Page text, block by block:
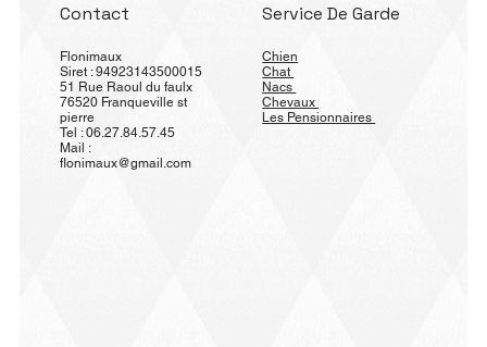
Contact
Flonimaux
Siret : 94923143500015
51 Rue Raoul du faulx
76520 Franqueville st
pierre
Tel : 06.27.84.57.45
Mail :
flonimaux@gmail.com
Service De Garde
Chien
Chat
Nacs
Chevaux
Les Pensionnaires